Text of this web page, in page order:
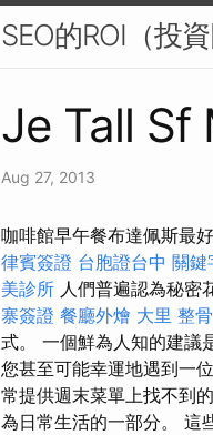
SEO的ROI（投
Je Tall Sf
Aug 27, 2013
咖啡館早午餐布達佩斯最
律賓簽證 台胞證台中 關鍵
美診所 人們普遍認為秘密
寨簽證 餐廳外燴 大里 整骨
式。 一個鮮為人知的建議
您甚至可能幸運地遇到一
常提供週末菜單上找不到
為日常生活的一部分。 這